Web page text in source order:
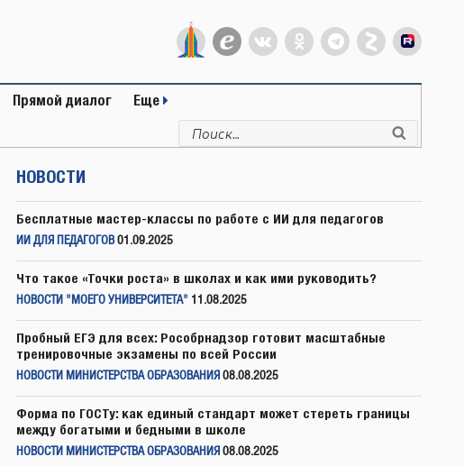
Прямой диалог Еще
Искать:
НОВОСТИ
Бесплатные мастер-классы по работе с ИИ для педагогов
ИИ ДЛЯ ПЕДАГОГОВ 01.09.2025
Что такое «Точки роста» в школах и как ими руководить?
НОВОСТИ "МОЕГО УНИВЕРСИТЕТА" 11.08.2025
Пробный ЕГЭ для всех: Рособрнадзор готовит масштабные
тренировочные экзамены по всей России
НОВОСТИ МИНИСТЕРСТВА ОБРАЗОВАНИЯ 08.08.2025
Форма по ГОСТу: как единый стандарт может стереть границы
между богатыми и бедными в школе
НОВОСТИ МИНИСТЕРСТВА ОБРАЗОВАНИЯ 08.08.2025